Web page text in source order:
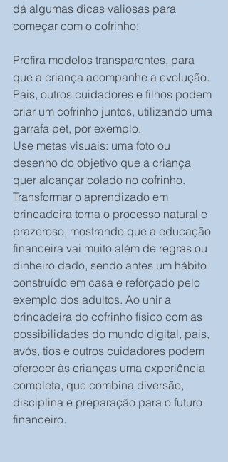
dá algumas dicas valiosas para
começar com o cofrinho:
Prefira modelos transparentes, para
que a criança acompanhe a evolução.
Pais, outros cuidadores e filhos podem
criar um cofrinho juntos, utilizando uma
garrafa pet, por exemplo.
Use metas visuais: uma foto ou
desenho do objetivo que a criança
quer alcançar colado no cofrinho.
Transformar o aprendizado em
brincadeira torna o processo natural e
prazeroso, mostrando que a educação
financeira vai muito além de regras ou
dinheiro dado, sendo antes um hábito
construído em casa e reforçado pelo
exemplo dos adultos. Ao unir a
brincadeira do cofrinho físico com as
possibilidades do mundo digital, pais,
avós, tios e outros cuidadores podem
oferecer às crianças uma experiência
completa, que combina diversão,
disciplina e preparação para o futuro
financeiro.